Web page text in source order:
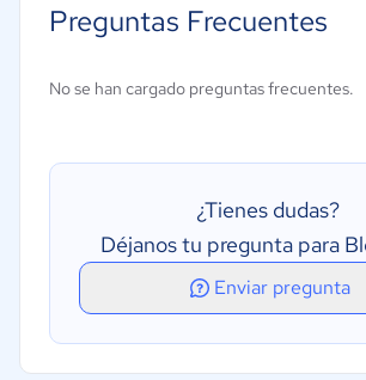
Copia de seguridad y recuperación
Controles o permisos de acceso
Permite la programación de multiples
Preguntas Frecuentes
No se han cargado preguntas frecuentes.
¿Tienes dudas?
Déjanos tu pregunta para
Enviar pregunta